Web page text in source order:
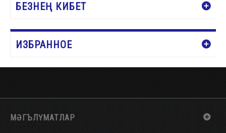
БЕЗНЕҢ КИБЕТ
ИЗБРАННОЕ
МӘГЪЛҮМАТЛАР